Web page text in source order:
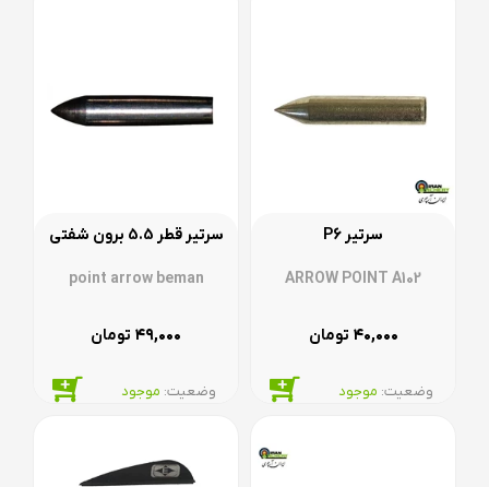
سرتیر P6
ARROW POINT A102
۴۰,۰۰۰ تومان
وضعیت:‌ موجود
سرتیر قطر 5.5 برون شفتی
point arrow beman
۴۹,۰۰۰ تومان
وضعیت:‌ موجود